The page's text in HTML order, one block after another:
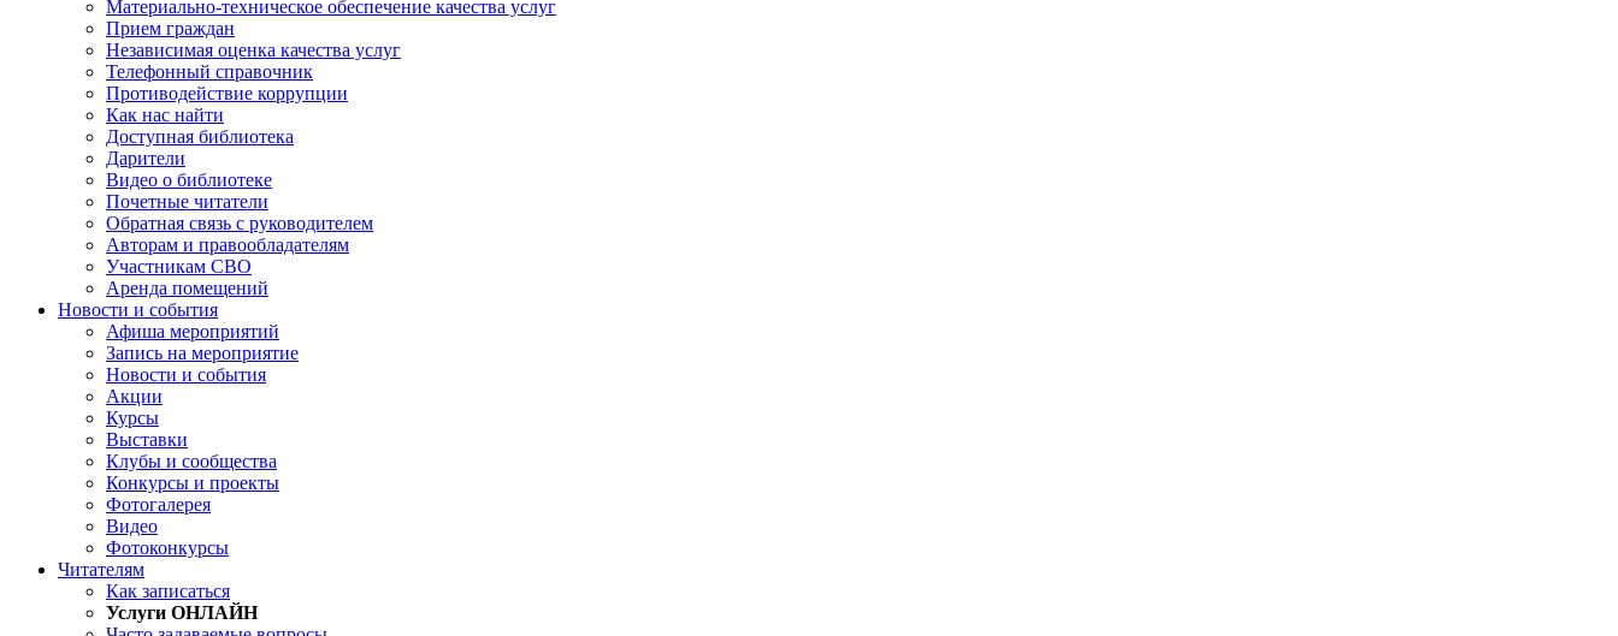
Материально-техническое обеспечение качества услуг
Прием граждан
Независимая оценка качества услуг
Телефонный справочник
Противодействие коррупции
Как нас найти
Доступная библиотека
Дарители
Видео о библиотеке
Почетные читатели
Обратная связь с руководителем
Авторам и правообладателям
Участникам СВО
Аренда помещений
Новости и события
Афиша мероприятий
Запись на мероприятие
Новости и события
Акции
Курсы
Выставки
Клубы и сообщества
Конкурсы и проекты
Фотогалерея
Видео
Фотоконкурсы
Читателям
Как записаться
Услуги ОНЛАЙН